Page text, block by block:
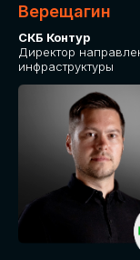
Верещагин
СКБ Контур
Директор
инфраструктуры
ДЛЯ